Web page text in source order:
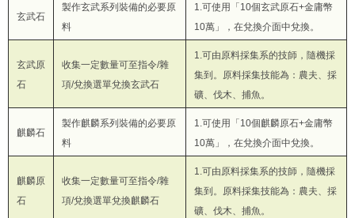
玄武石
製作玄武系列裝備的必要原
料
1.可使用「10個玄武原石+金庸幣
10萬」，在兌換介面中兌換。
玄武原
石
收集一定數量可至指令/雜
項/兌換選單兌換玄武石
1.可由原料採集系的技師，隨機採
集到。原料採集技能為：農夫、採
礦、伐木、捕魚。
麒麟石
製作麒麟系列裝備的必要原
料
1.可使用「10個麒麟原石+金庸幣
10萬」，在兌換介面中兌換。
麒麟原
石
收集一定數量可至指令/雜
項/兌換選單兌換麒麟石
1.可由原料採集系的技師，隨機採
集到。原料採集技能為：農夫、採
礦、伐木、捕魚。